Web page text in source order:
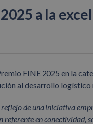
a la
FINE 2025 en la
al desarrollo logístico
de una iniciativa
referente en